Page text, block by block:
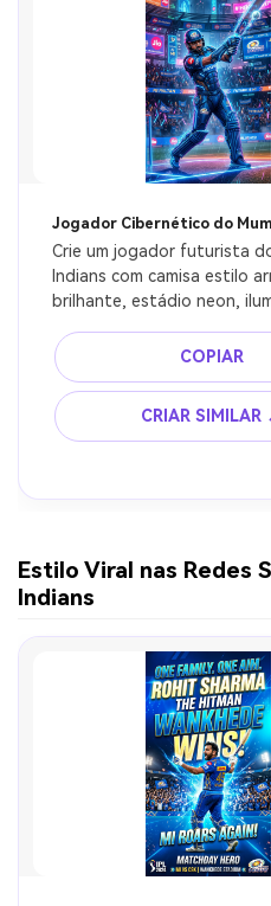
Jogador Cibernético do
Crie um jogador futurista
Indians com camisa estilo
brilhante, estádio neon,
COPIAR
CRIAR SIMILAR
Estilo Viral nas Redes
Indians